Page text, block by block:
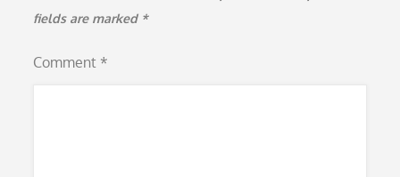
fields are marked *
Comment *